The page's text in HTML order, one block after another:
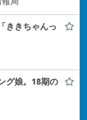
ききちゃんっ
グ娘。18期の